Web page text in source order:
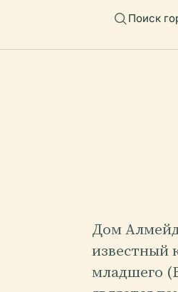
Поиск
Дом
известный
младшего